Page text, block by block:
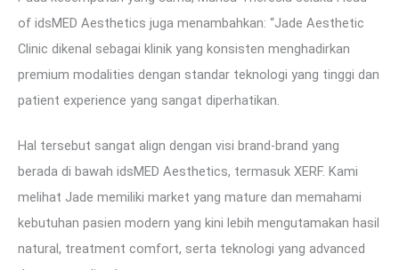
of idsMED Aesthetics juga menambahkan: “Jade Aesthetic
Clinic dikenal sebagai klinik yang konsisten menghadirkan
premium modalities dengan standar teknologi yang tinggi dan
patient experience yang sangat diperhatikan.
Hal tersebut sangat align dengan visi brand-brand yang
berada di bawah idsMED Aesthetics, termasuk XERF. Kami
melihat Jade memiliki market yang mature dan memahami
kebutuhan pasien modern yang kini lebih mengutamakan hasil
natural, treatment comfort, serta teknologi yang advanced